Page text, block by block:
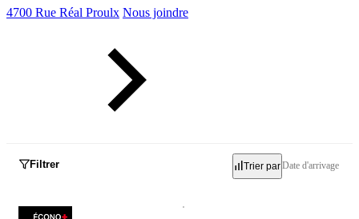
4700 Rue Réal Proulx Nous joindre
Filtrer Trier parDate d'arrivage